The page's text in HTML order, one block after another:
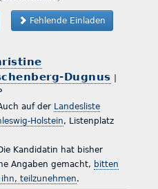
Fehlende Einladen
Dugnus |
auf der Landesliste
Holstein, Listenplatz
Kandidatin hat bisher
Angaben gemacht, bitten
ihn, teilzunehmen.